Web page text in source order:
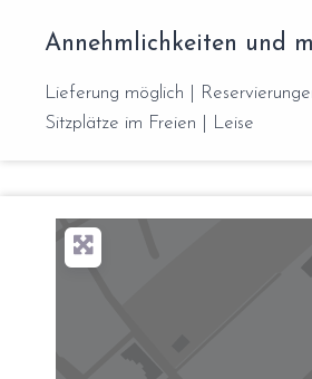
Annehmlichkeiten und
Lieferung möglich |
Sitzplätze im Freien | Leise